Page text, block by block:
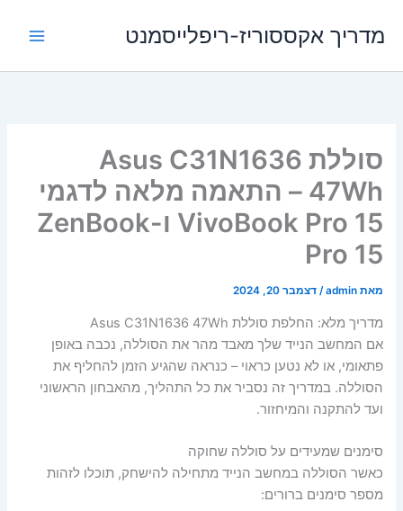
לתוכןמדריך אקססוריז-ריפלייסמנט
סוללת Asus C31N1636
47Wh – התאמה מלאה לדגמי
VivoBook Pro 15 ו-ZenBook
Pro 15
מאתadmin
/דצמבר 20, 2024
מדריך מלא: החלפת סוללת Asus C31N1636 47Wh
אם המחשב הנייד שלך מאבד מהר את הסוללה, נכבה באופן
פתאומי, או לא נטען כראוי – כנראה שהגיע הזמן להחליף את
הסוללה. במדריך זה נסביר את כל התהליך, מהאבחון הראשוני
ועד להתקנה והמיחזור.
סימנים שמעידים על סוללה שחוקה
כאשר הסוללה במחשב הנייד מתחילה להישחק, תוכלו לזהות
מספר סימנים ברורים: